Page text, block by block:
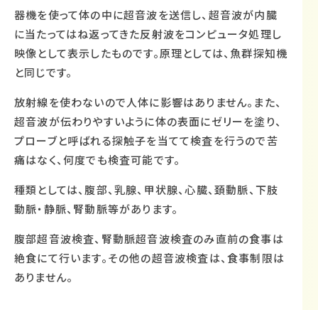
器機を使って体の中に超音波を送信し、超音波が内臓
に当たってはね返ってきた反射波をコンピュータ処理し
映像として表示したものです。原理としては、魚群探知機
と同じです。
放射線を使わないので人体に影響はありません。また、
超音波が伝わりやすいように体の表面にゼリーを塗り、
プローブと呼ばれる探触子を当てて検査を行うので苦
痛はなく、何度でも検査可能です。
種類としては、腹部、乳腺、甲状腺、心臓、頚動脈、下肢
動脈・静脈、腎動脈等があります。
腹部超音波検査、腎動脈超音波検査のみ直前の食事は
絶食にて行います。その他の超音波検査は、食事制限は
ありません。